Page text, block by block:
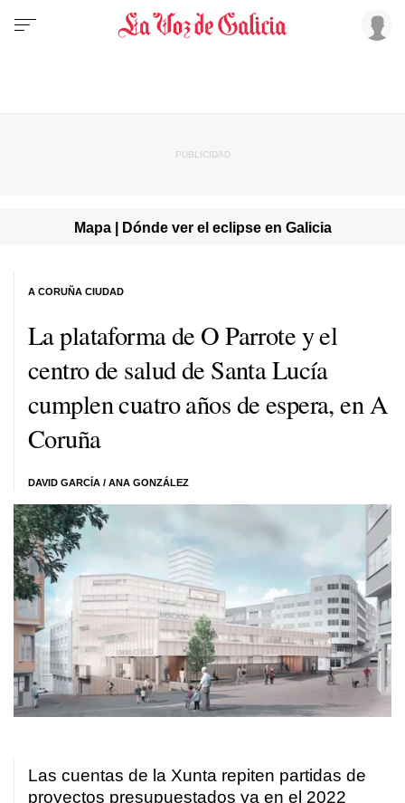
Mapa | Dónde ver el eclipse en Galicia
La plataforma de O Parrote y el
centro de salud de Santa Lucía
cumplen cuatro años de espera, en A
Coruña
DAVID GARCÍA / ANA GONZÁLEZ
A CORUÑA CIUDAD
Las cuentas de la Xunta repiten partidas de
proyectos presupuestados ya en el 2022